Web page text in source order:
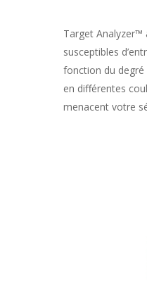
Target Analyzer™
susceptibles
fonction du degré
en différentes
menacent votre